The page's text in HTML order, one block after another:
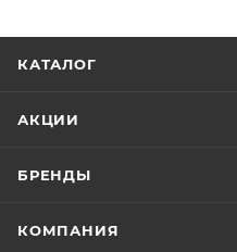
приходит письмо только
счете после проверки
КАТАЛОГ
АКЦИИ
БРЕНДЫ
КОМПАНИЯ